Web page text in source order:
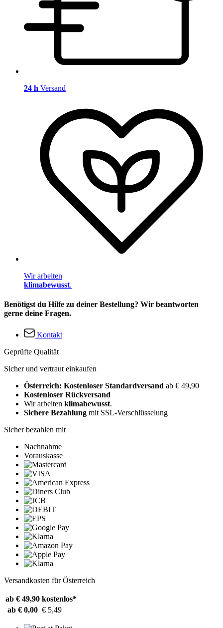
24 h Versand
Wir arbeiten
klimabewusst.
Benötigst du Hilfe zu deiner Bestellung? Wir beantworten
gerne deine Fragen.
Kontakt
Geprüfte Qualität
Sicher und vertraut einkaufen
Österreich: Kostenloser Standardversand ab € 49,90
Kostenloser Rückversand
Wir arbeiten klimabewusst.
Sichere Bezahlung mit SSL-Verschlüsselung
Sicher bezahlen mit
Nachnahme
Vorauskasse
Versandkosten für Österreich
ab € 49,90 kostenlos*
ab € 0,00 € 5,49